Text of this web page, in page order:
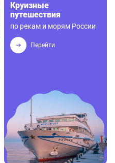
Круизные
путешествия
по рекам и морям России
Перейти